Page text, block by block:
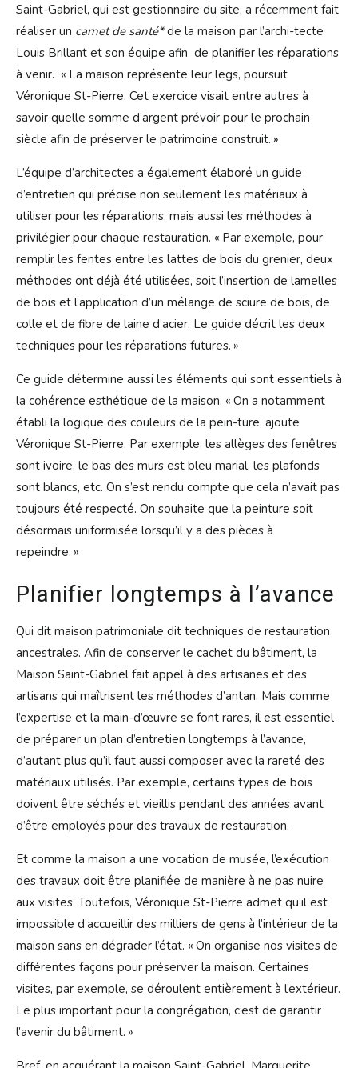
Saint-Gabriel, qui est gestionnaire du site, a récemment fait
réaliser un carnet de santé*de la maison par l’archi-tecte
Louis Brillant et son équipe afin de planifier les réparations
à venir. « La maison représente leur legs, poursuit
Véronique St-Pierre. Cet exercice visait entre autres à
savoir quelle somme d’argent prévoir pour le prochain
siècle afin de préserver le patrimoine construit. »
L’équipe d’architectes a également élaboré un guide
d’entretien qui précise non seulement les matériaux à
utiliser pour les réparations, mais aussi les méthodes à
privilégier pour chaque restauration. « Par exemple, pour
remplir les fentes entre les lattes de bois du grenier, deux
méthodes ont déjà été utilisées, soit l’insertion de lamelles
de bois et l’application d’un mélange de sciure de bois, de
colle et de fibre de laine d’acier. Le guide décrit les deux
techniques pour les réparations futures. »
Ce guide détermine aussi les éléments qui sont essentiels à
la cohérence esthétique de la maison. « On a notamment
établi la logique des couleurs de la pein-ture, ajoute
Véronique St-Pierre. Par exemple, les allèges des fenêtres
sont ivoire, le bas des murs est bleu marial, les plafonds
sont blancs, etc. On s’est rendu compte que cela n’avait pas
toujours été respecté. On souhaite que la peinture soit
désormais uniformisée lorsqu’il y a des pièces à
repeindre. »
Planifier longtemps à l’avance
Qui dit maison patrimoniale dit techniques de restauration
ancestrales. Afin de conserver le cachet du bâtiment, la
Maison Saint-Gabriel fait appel à des artisanes et des
artisans qui maîtrisent les méthodes d’antan. Mais comme
l’expertise et la main-d’œuvre se font rares, il est essentiel
de préparer un plan d’entretien longtemps à l’avance,
d’autant plus qu’il faut aussi composer avec la rareté des
matériaux utilisés. Par exemple, certains types de bois
doivent être séchés et vieillis pendant des années avant
d’être employés pour des travaux de restauration.
Et comme la maison a une vocation de musée, l’exécution
des travaux doit être planifiée de manière à ne pas nuire
aux visites. Toutefois, Véronique St-Pierre admet qu’il est
impossible d’accueillir des milliers de gens à l’intérieur de la
maison sans en dégrader l’état. « On organise nos visites de
différentes façons pour préserver la maison. Certaines
visites, par exemple, se déroulent entièrement à l’extérieur.
Le plus important pour la congrégation, c’est de garantir
l’avenir du bâtiment. »